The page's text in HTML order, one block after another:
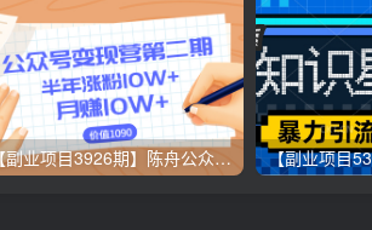
【副业项目3926期】陈舟公众号变现营第二期：0成本日涨粉1000+让你月赚10W+